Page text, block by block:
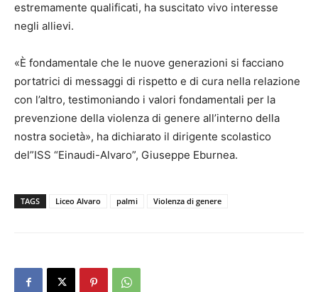
estremamente qualificati, ha suscitato vivo interesse
negli allievi.
«È fondamentale che le nuove generazioni si facciano
portatrici di messaggi di rispetto e di cura nella relazione
con l’altro, testimoniando i valori fondamentali per la
prevenzione della violenza di genere all’interno della
nostra società», ha dichiarato il dirigente scolastico
del”ISS “Einaudi-Alvaro”, Giuseppe Eburnea.
TAGS Liceo Alvaro palmi Violenza di genere